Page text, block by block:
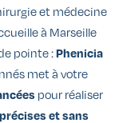
et médecine
à Marseille
pointe :Phenicia
met à votre
pour réaliser
et sans